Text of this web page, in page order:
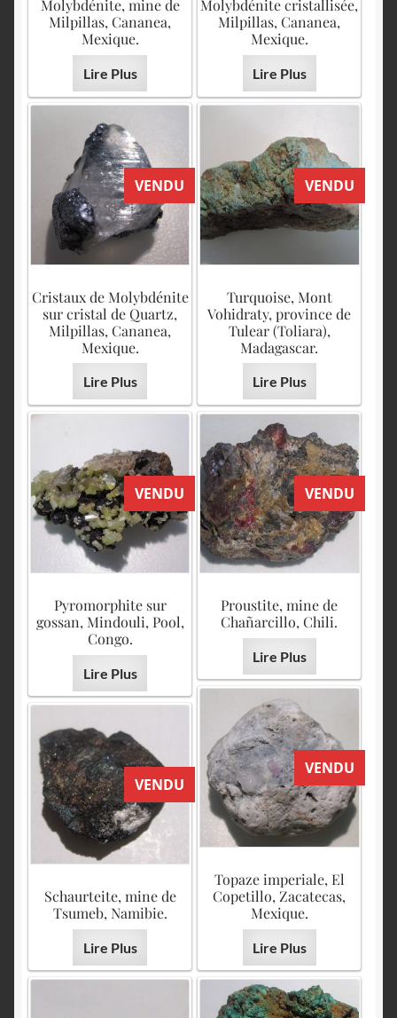
Molybdénite, mine de
Milpillas, Cananea,
Mexique.
Lire Plus
Molybdénite cristallisée,
Milpillas, Cananea,
Mexique.
Lire Plus
VENDU
Cristaux de Molybdénite
sur cristal de Quartz,
Milpillas, Cananea,
Mexique.
Lire Plus
VENDU
Turquoise, Mont
Vohidraty, province de
Tulear (Toliara),
Madagascar.
Lire Plus
VENDU
Pyromorphite sur
gossan, Mindouli, Pool,
Congo.
Lire Plus
VENDU
Proustite, mine de
Chañarcillo, Chili.
Lire Plus
VENDU
Topaze imperiale, El
Copetillo, Zacatecas,
Mexique.
Lire Plus
VENDU
Schaurteite, mine de
Tsumeb, Namibie.
Lire Plus